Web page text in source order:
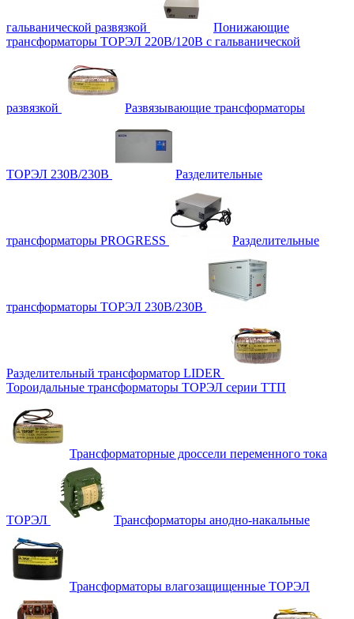
гальванической развязкой
Понижающие
трансформаторы ТОРЭЛ 220В/120В с гальванической
развязкой Развязывающие трансформаторы
ТОРЭЛ 230В/230В Разделительные
трансформаторы PROGRESS Разделительные
трансформаторы ТОРЭЛ 230В/230В
Разделительный трансформатор LIDER
Тороидальные трансформаторы ТОРЭЛ серии ТТП
Трансформаторные дроссели переменного тока
ТОРЭЛ Трансформаторы анодно-накальные
Трансформаторы влагозащищенные ТОРЭЛ